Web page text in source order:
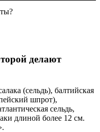
делают
(сельдь), балтийская
шпрот),
сельдь,
длиной более 12 см.